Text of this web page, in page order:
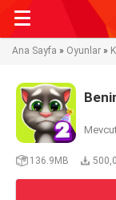
Ana Sayfa » Oyunlar »
136.9MB